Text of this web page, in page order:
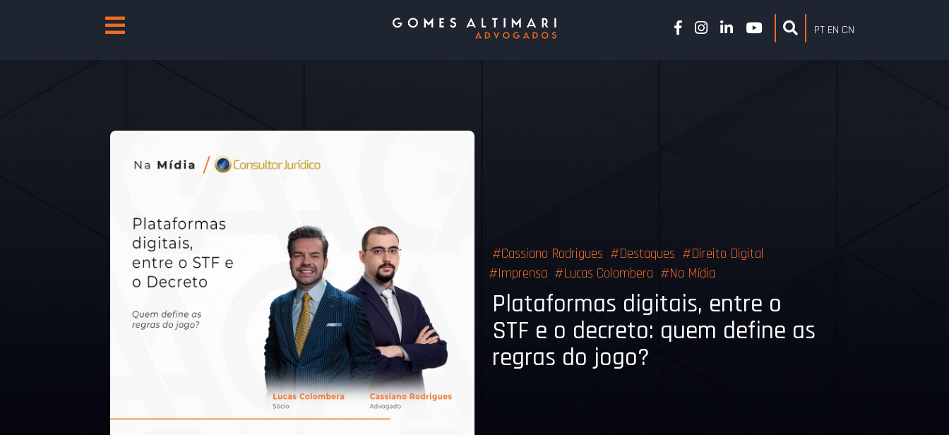
PT EN CN
#Cassiano Rodrigues #Destaques #Direito Digital
#Imprensa #Lucas Colombera #Na Mídia
Plataformas digitais, entre o
STF e o decreto: quem define as
regras do jogo?